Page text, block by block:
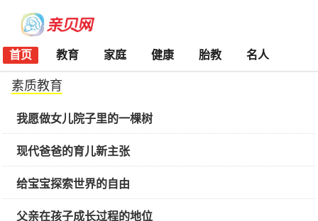
首页 教育 家庭 健康 胎教 名人
素质教育
我愿做女儿院子里的一棵树
现代爸爸的育儿新主张
给宝宝探索世界的自由
父亲在孩子成长过程的地位